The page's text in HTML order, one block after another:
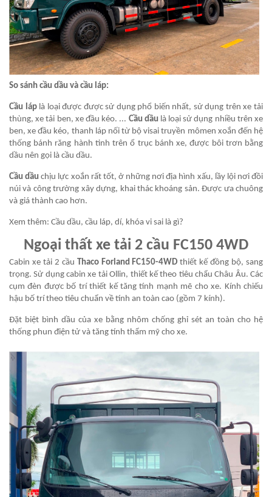
So sánh cầu dầu và cầu láp:
Cầu láplà loại được được sử dụng phổ biến nhất, sử dụng trên xe tải
thùng, xe tải ben, xe đầu kéo. ... Cầu dầu là loại sử dụng nhiều trên xe
ben, xe đầu kéo, thanh láp nối từ bộ visai truyền mômen xoắn đến hệ
thống bánh răng hành tinh trên ổ trục bánh xe, được bôi trơn bằng
dầu nên gọi là cầu dầu.
Cầu dầu chịu lực xoắn rất tốt, ở những nơi địa hình xấu, lầy lội nơi đồi
núi và công trường xây dựng, khai thác khoáng sản. Được ưa chuông
và giá thành cao hơn.
Xem thêm: Cầu dầu, cầu láp, dí, khóa vi sai là gì?
Ngoại thất xe tải 2 cầu FC150 4WD
Cabin xe tải 2 cầu Thaco Forland FC150-4WD thiết kế đồng bộ, sang
trọng. Sử dụng cabin xe tải Ollin, thiết kế theo tiêu chẩu Châu Âu. Các
cụm đèn được bố trí thiết kế tăng tính mạnh mẽ cho xe. Kính chiếu
hậu bố trí theo tiêu chuẩn về tính an toàn cao (gồm 7 kính).
Đặt biệt bình dầu của xe bằng nhôm chống ghỉ sét an toàn cho hệ
thống phun điện tử và tăng tính thẩm mỹ cho xe.